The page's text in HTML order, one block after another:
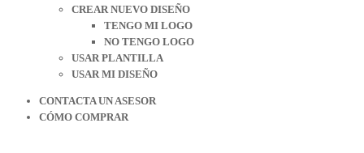
CREAR NUEVO DISEÑO
TENGO MI LOGO
NO TENGO LOGO
USAR PLANTILLA
USAR MI DISEÑO
CONTACTA UN ASESOR
CÓMO COMPRAR